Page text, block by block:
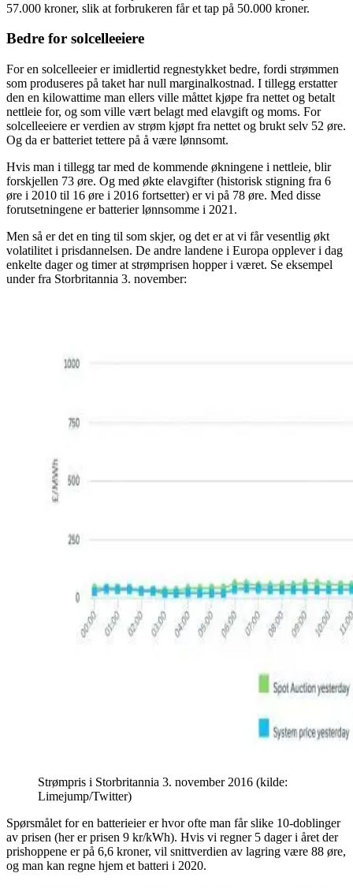
57.000 kroner, slik at forbrukeren får et tap på 50.000 kroner.
Bedre for solcelleeiere
For en solcelleeier er imidlertid regnestykket bedre, fordi strømmen
som produseres på taket har null marginalkostnad. I tillegg erstatter
den en kilowattime man ellers ville måttet kjøpe fra nettet og betalt
nettleie for, og som ville vært belagt med elavgift og moms. For
solcelleeiere er verdien av strøm kjøpt fra nettet og brukt selv 52 øre.
Og da er batteriet tettere på å være lønnsomt.
Hvis man i tillegg tar med de kommende økningene i nettleie, blir
forskjellen 73 øre. Og med økte elavgifter (historisk stigning fra 6
øre i 2010 til 16 øre i 2016 fortsetter) er vi på 78 øre. Med disse
forutsetningene er batterier lønnsomme i 2021.
Men så er det en ting til som skjer, og det er at vi får vesentlig økt
volatilitet i prisdannelsen. De andre landene i Europa opplever i dag
enkelte dager og timer at strømprisen hopper i været. Se eksempel
under fra Storbritannia 3. november:
Strømpris i Storbritannia 3. november 2016 (kilde:
Limejump/Twitter)
Spørsmålet for en batterieier er hvor ofte man får slike 10-doblinger
av prisen (her er prisen 9 kr/kWh). Hvis vi regner 5 dager i året der
prishoppene er på 6,6 kroner, vil snittverdien av lagring være 88 øre,
og man kan regne hjem et batteri i 2020.